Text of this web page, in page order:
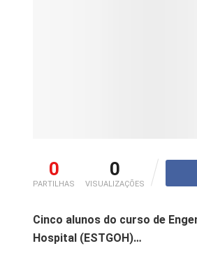
0
PARTILHAS
0
VISUALIZAÇÕES
Cinco alunos do curso de
Hospital (ESTGOH)…